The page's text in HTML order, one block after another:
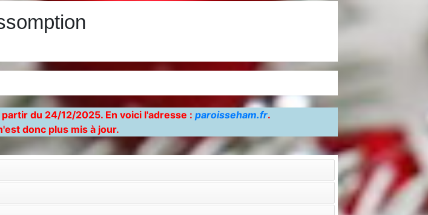
du 24/12/2025. En voici l'adresse : paroisseham.fr.
donc plus mis à jour.